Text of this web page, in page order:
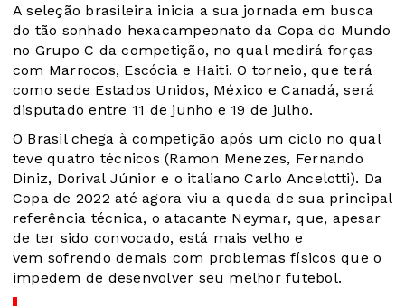
A seleção brasileira inicia a sua jornada em busca
do tão sonhado hexacampeonato da Copa do Mundo
no Grupo C da competição, no qual medirá forças
com Marrocos, Escócia e Haiti. O torneio, que terá
como sede Estados Unidos, México e Canadá, será
disputado entre 11 de junho e 19 de julho.
O Brasil chega à competição após um ciclo no qual
teve quatro técnicos (Ramon Menezes, Fernando
Diniz, Dorival Júnior e o italiano Carlo Ancelotti). Da
Copa de 2022 até agora viu a queda de sua principal
referência técnica, o atacante Neymar, que, apesar
de ter sido convocado, está mais velho e
vem sofrendo demais com problemas físicos que o
impedem de desenvolver seu melhor futebol.